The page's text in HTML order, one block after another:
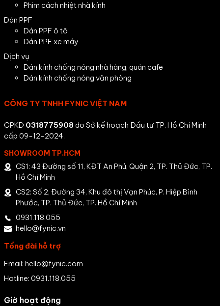
Phim cách nhiệt nhà kính
Dán PPF
Dán PPF ô tô
Dán PPF xe máy
Dịch vụ
Dán kính chống nóng nhà hàng, quán cafe
Dán kính chống nóng văn phòng
CÔNG TY TNHH FYNIC VIỆT NAM
GPKD 0318775908 do Sở kế hoạch Đầu tư TP. Hồ Chí Minh
cấp 09-12-2024.
SHOWROOM TP.HCM
CS1: 43 Đường số 11, KĐT An Phú, Quận 2, TP. Thủ Đức, TP.
Hồ Chí Minh
CS2: Số 2, Đường 34, Khu đô thị Vạn Phúc, P. Hiệp Bình
Phước, TP. Thủ Đức, TP. Hồ Chí Minh
0931.118.055
hello@fynic.vn
Tổng đài hỗ trợ
Email: hello@fynic.com
Hotline: 0931.118.055
Giờ hoạt động